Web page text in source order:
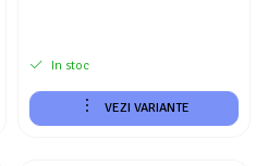
In stoc
VEZI VARIANTE